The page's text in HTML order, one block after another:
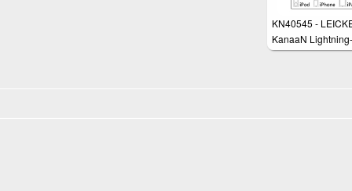
KN40545 -
KanaaN Lightning-
Kabel 1,8 m für